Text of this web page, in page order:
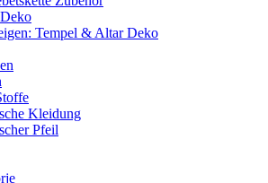
Tempel & Altar Deko
Kleidung
Pfeil